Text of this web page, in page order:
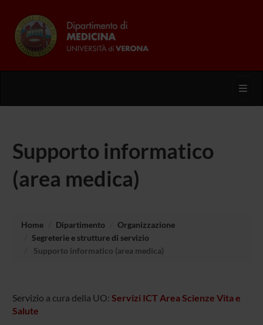
Supporto informatico
(area medica)
Home Dipartimento
Organizzazione
Segreterie e strutture di servizio
Supporto informatico (area medica)
Servizio a cura della UO: Servizi ICT Area Scienze Vita e
Salute